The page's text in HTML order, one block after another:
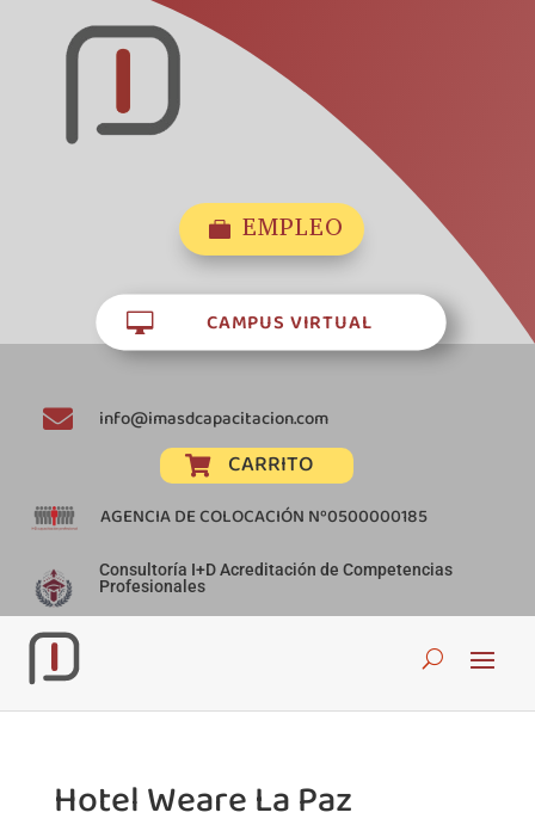
 EMPLEO
 CAMPUS VIRTUAL
 info@imasdcapacitacion.com
 CARRITO
AGENCIA DE COLOCACIÓN Nº0500000185
Consultoría I+D Acreditación de Competencias
Profesionales
Hotel Weare La Paz